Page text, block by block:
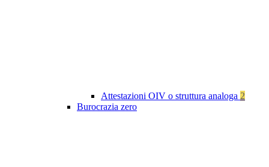
Attestazioni OIV o struttura analoga 2
Burocrazia zero